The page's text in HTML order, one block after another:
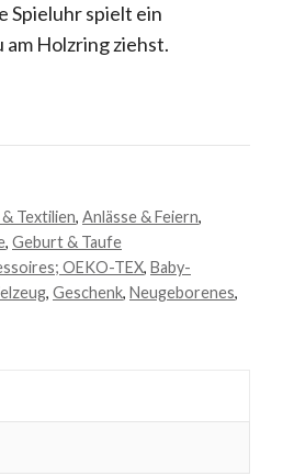
Spieluhr spielt ein
Holzring ziehst.
Textilien, Anlässe & Feiern,
, Geburt & Taufe
OEKO-TEX, Baby-
, Geschenk, Neugeborenes,